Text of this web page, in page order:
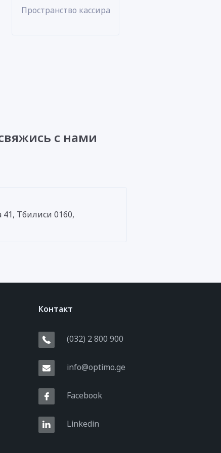
Пространство кассира
с нами
Тбилиси 0160,
Контакт
(032) 2 800 900
info@optimo.ge
Facebook
Linkedin